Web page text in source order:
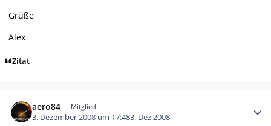
Grüße
Alex
Zitat
aero84 Mitglied
3. Dezember 2008 um 17:483. Dez 2008